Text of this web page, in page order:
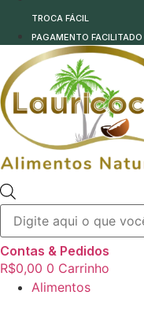
TROCA FÁCIL
PAGAMENTO FACILITADO
produtos
Contas & Pedidos
R$0,00 0 Carrinho
Alimentos